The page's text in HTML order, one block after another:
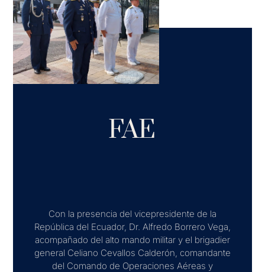
FAE
Con la presencia del vicepresidente de la
República del Ecuador, Dr. Alfredo Borrero Vega,
acompañado del alto mando militar y el brigadier
general Celiano Cevallos Calderón, comandante
del Comando de Operaciones Aéreas y